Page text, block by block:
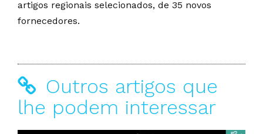
artigos regionais selecionados, de 35 novos
fornecedores.
Outros artigos que
lhe podem interessar